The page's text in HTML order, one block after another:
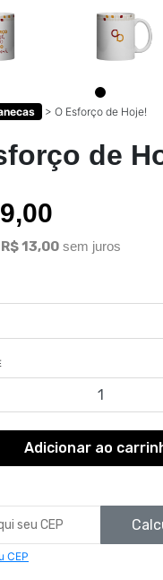
> O Esforço de Hoje!
de
13,00 sem juros
CEP